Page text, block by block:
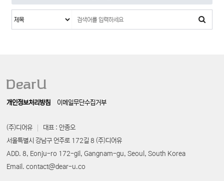
개인정보처리방침 이메일무단수집거부
(주)디어유
대표 : 안종오
서울특별시 강남구 언주로 172길 8 (주)디어유
ADD. 8, Eonju-ro 172-gil, Gangnam-gu, Seoul, South Korea
Email. contact@dear-u.co